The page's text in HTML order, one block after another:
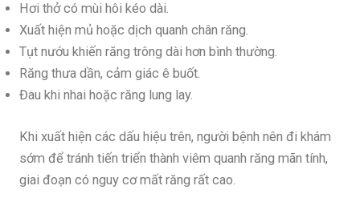
Hơi thở có mùi hôi kéo dài.
Xuất hiện mủ hoặc dịch quanh chân răng.
Tụt nướu khiến răng trông dài hơn bình thường.
Răng thưa dần, cảm giác ê buốt.
Đau khi nhai hoặc răng lung lay.
Khi xuất hiện các dấu hiệu trên, người bệnh nên đi khám
sớm để tránh tiến triển thành viêm quanh răng mãn tính,
giai đoạn có nguy cơ mất răng rất cao.